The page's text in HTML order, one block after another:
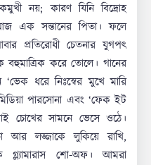
নয়; কারণ যিনি বিদ্রোহ
এক সন্তানের পিতা। ফলে
প্রতিরোধী চেতনার যুগপৎ
বহুমাত্রিক করে তোলে। গানের
ধরে নিঃস্বের মুখে মারি
পারসোনা এবং ‘ফেক ইট
চোখের সামনে ভেসে ওঠে।
লজ্জাকে লুকিয়ে রাখি,
শো-অফ। আমরা